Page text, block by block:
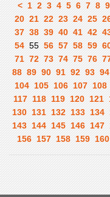
< 1 2 3 4 5 6 7 8 9
20 21 22 23 24 25
37 38 39 40 41 42
54 55 56 57 58 59
71 72 73 74 75 76
88 89 90 91 92 93 94
104 105 106 107 108
117 118 119 120 121
130 131 132 133 134
143 144 145 146 147
156 157 158 159 160